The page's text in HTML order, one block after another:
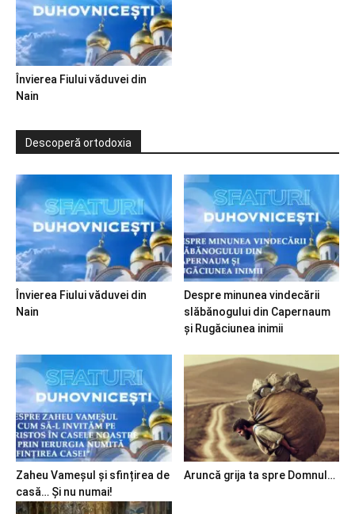
Învierea Fiului văduvei din
Nain
Descoperă ortodoxia
Învierea Fiului văduvei din
Nain
Despre minunea vindecării
slăbănogului din Capernaum
și Rugăciunea inimii
Zaheu Vameșul și sfințirea de
casă… Și nu numai!
Aruncă grija ta spre Domnul…